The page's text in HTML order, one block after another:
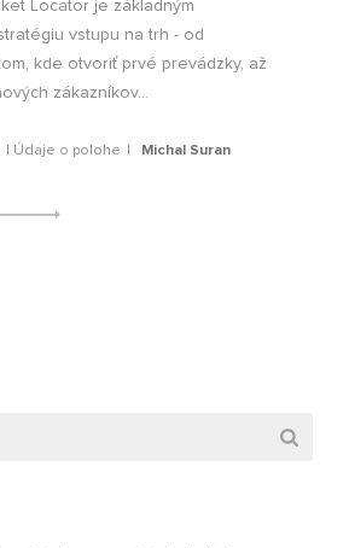
Locator je základným
vstupu na trh - od
kde otvoriť prvé prevádzky, až
zákazníkov...
Údaje o polohe Michal Suran